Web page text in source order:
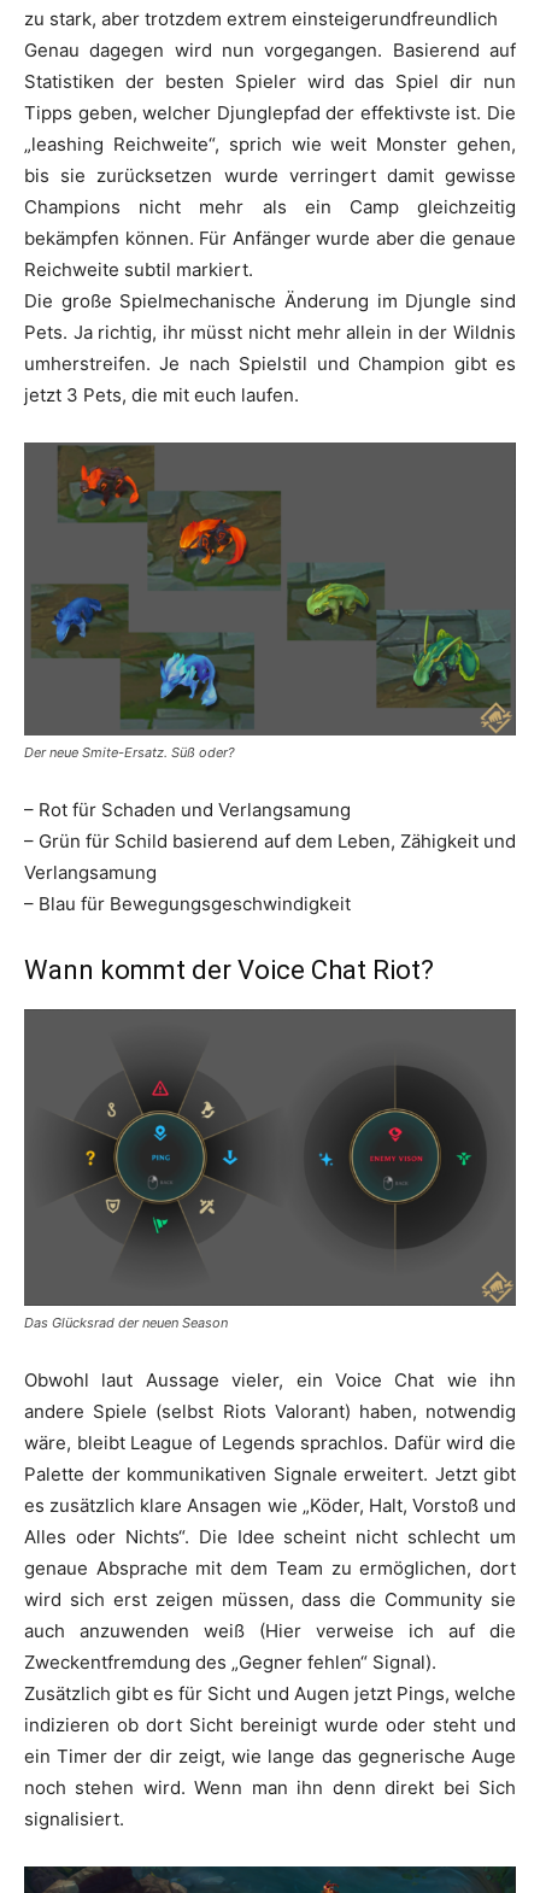
zu stark, aber trotzdem extrem einsteigerundfreundlich
Genau dagegen wird nun vorgegangen. Basierend auf
Statistiken der besten Spieler wird das Spiel dir nun
Tipps geben, welcher Djunglepfad der effektivste ist. Die
„leashing Reichweite“, sprich wie weit Monster gehen,
bis sie zurücksetzen wurde verringert damit gewisse
Champions nicht mehr als ein Camp gleichzeitig
bekämpfen können. Für Anfänger wurde aber die genaue
Reichweite subtil markiert.
Die große Spielmechanische Änderung im Djungle sind
Pets. Ja richtig, ihr müsst nicht mehr allein in der Wildnis
umherstreifen. Je nach Spielstil und Champion gibt es
jetzt 3 Pets, die mit euch laufen.
Der neue Smite-Ersatz. Süß oder?
– Rot für Schaden und Verlangsamung
– Grün für Schild basierend auf dem Leben, Zähigkeit und
Verlangsamung
– Blau für Bewegungsgeschwindigkeit
Wann kommt der Voice Chat Riot?
Das Glücksrad der neuen Season
Obwohl laut Aussage vieler, ein Voice Chat wie ihn
andere Spiele (selbst Riots Valorant) haben, notwendig
wäre, bleibt League of Legends sprachlos. Dafür wird die
Palette der kommunikativen Signale erweitert. Jetzt gibt
es zusätzlich klare Ansagen wie „Köder, Halt, Vorstoß und
Alles oder Nichts“. Die Idee scheint nicht schlecht um
genaue Absprache mit dem Team zu ermöglichen, dort
wird sich erst zeigen müssen, dass die Community sie
auch anzuwenden weiß (Hier verweise ich auf die
Zweckentfremdung des „Gegner fehlen“ Signal).
Zusätzlich gibt es für Sicht und Augen jetzt Pings, welche
indizieren ob dort Sicht bereinigt wurde oder steht und
ein Timer der dir zeigt, wie lange das gegnerische Auge
noch stehen wird. Wenn man ihn denn direkt bei Sich
signalisiert.